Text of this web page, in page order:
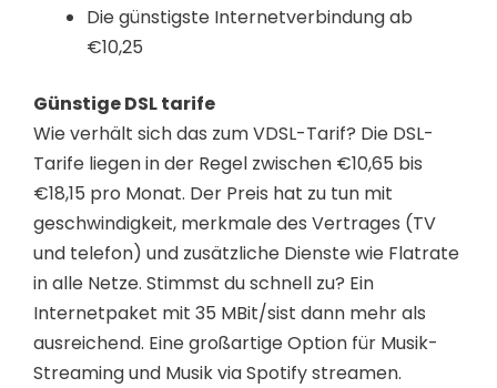
Die günstigste Internetverbindung ab
€10,25
Günstige DSL tarife
Wie verhält sich das zum VDSL-Tarif? Die DSL-
Tarife liegen in der Regel zwischen €10,65 bis
€18,15 pro Monat. Der Preis hat zu tun mit
geschwindigkeit, merkmale des Vertrages (TV
und telefon) und zusätzliche Dienste wie Flatrate
in alle Netze. Stimmst du schnell zu? Ein
Internetpaket mit 35 MBit/sist dann mehr als
ausreichend. Eine großartige Option für Musik-
Streaming und Musik via Spotify streamen.